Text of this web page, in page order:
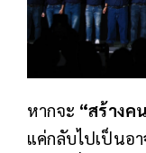
หากจะ “สร้างค
แค่กลับไปเป็นอ